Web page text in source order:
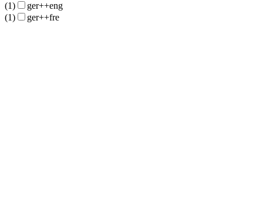
(1)
ger++eng
(1)
ger++fre